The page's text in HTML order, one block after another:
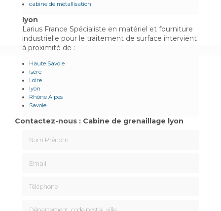
cabine de métallisation
lyon
Larius France Spécialiste en matériel et fourniture
industrielle pour le traitement de surface intervient
à proximité de :
Haute Savoie
Isère
Loire
lyon
Rhône Alpes
Savoie
Contactez-nous : Cabine de grenaillage lyon